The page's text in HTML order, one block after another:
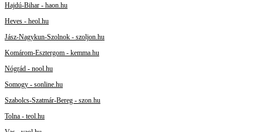
Hajdú-Bihar - haon.hu
Heves - heol.hu
Jász-Nagykun-Szolnok - szoljon.hu
Komárom-Esztergom - kemma.hu
Nógrád - nool.hu
Somogy - sonline.hu
Szabolcs-Szatmár-Bereg - szon.hu
Tolna - teol.hu